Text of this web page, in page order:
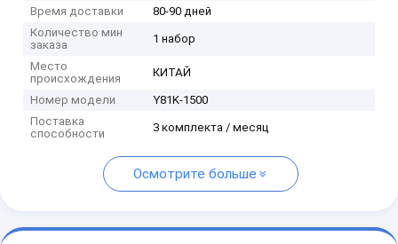
Время доставки
80-90 дней
Количество мин
заказа
1 набор
Место
происхождения
КИТАЙ
Номер модели
Y81K-1500
Поставка
способности
3 комплекта / месяц
Осмотрите больше